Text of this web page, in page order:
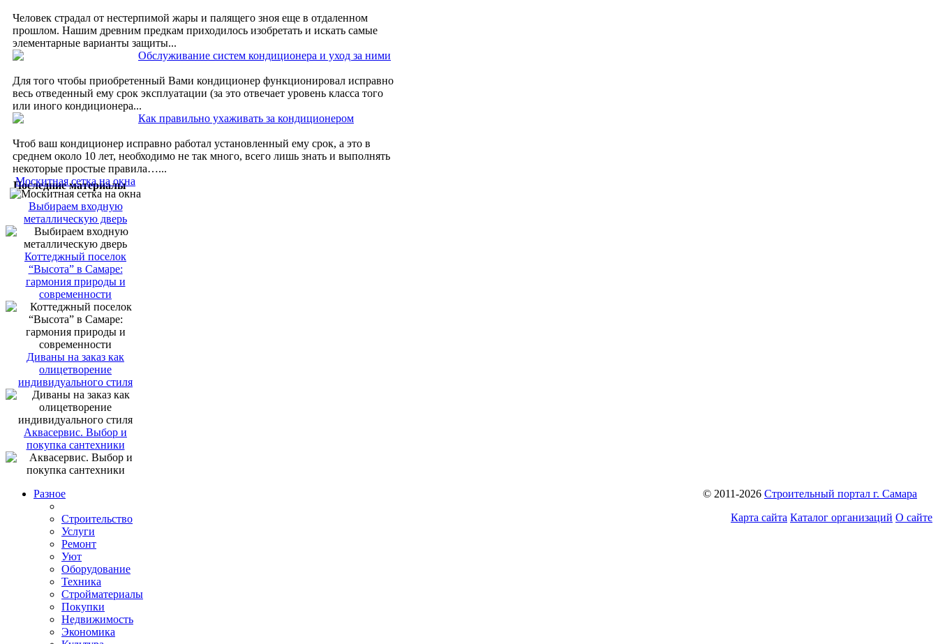
Человек страдал от нестерпимой жары и палящего зноя еще в отдаленном
прошлом. Нашим древним предкам приходилось изобретать и искать самые
элементарные варианты защиты...
Обслуживание систем кондиционера и уход за ними
Для того чтобы приобретенный Вами кондиционер функционировал исправно
весь отведенный ему срок эксплуатации (за это отвечает уровень класса того
или иного кондиционера...
Как правильно ухаживать за кондиционером
Чтоб ваш кондиционер исправно работал установленный ему срок, а это в
среднем около 10 лет, необходимо не так много, всего лишь знать и выполнять
некоторые простые правила…...
Последние материалы
Москитная сетка на окна
Выбираем входную
металлическую дверь
Коттеджный поселок
“Высота” в Самаре:
гармония природы и
современности
Диваны на заказ как
олицетворение
индивидуального стиля
Аквасервис. Выбор и
покупка сантехники
© 2011-2026 Строительный портал г. Самара
Карта сайта Каталог организаций О сайте
Разное
Строительство
Услуги
Ремонт
Уют
Оборудование
Техника
Стройматериалы
Покупки
Недвижимость
Экономика